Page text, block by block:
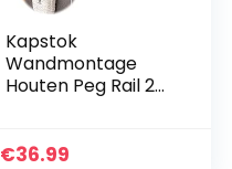
Kapstok
Wandmontage
Houten Peg Rail 2
Heavy Duty
€36.99